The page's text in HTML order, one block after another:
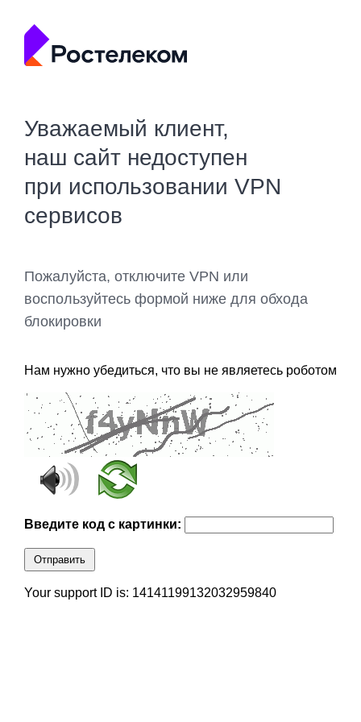
Уважаемый клиент,
наш сайт недоступен
при использовании VPN
сервисов
Пожалуйста, отключите VPN или
воспользуйтесь формой ниже для обхода
блокировки
Нам нужно убедиться, что вы не являетесь роботом
Введите код с картинки:
Отправить
Your support ID is: 14141199132032959840